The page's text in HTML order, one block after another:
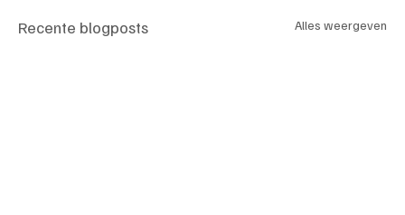
Recente blogposts Alles weergeven